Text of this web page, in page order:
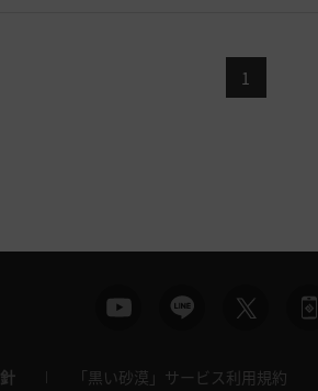
1
「黒い砂漠」サービス利用規約